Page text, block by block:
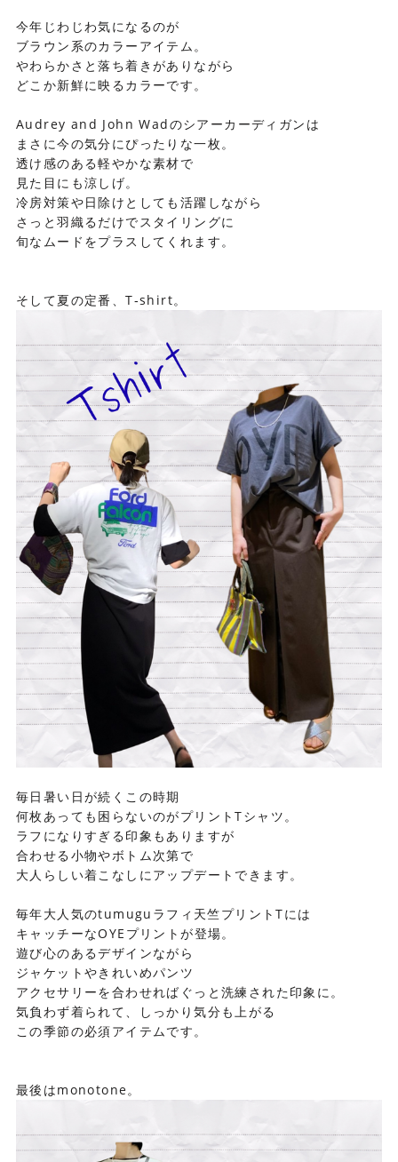
今年じわじわ気になるのが
ブラウン系のカラーアイテム。
やわらかさと落ち着きがありながら
どこか新鮮に映るカラーです。
Audrey and John Wadのシアーカーディガンは
まさに今の気分にぴったりな一枚。
透け感のある軽やかな素材で
見た目にも涼しげ。
冷房対策や日除けとしても活躍しながら
さっと羽織るだけでスタイリングに
旬なムードをプラスしてくれます。
そして夏の定番、T‐shirt。
毎日暑い日が続くこの時期
何枚あっても困らないのがプリントTシャツ。
ラフになりすぎる印象もありますが
合わせる小物やボトム次第で
大人らしい着こなしにアップデートできます。
毎年大人気のtumuguラフィ天竺プリントTには
キャッチーなOYEプリントが登場。
遊び心のあるデザインながら
ジャケットやきれいめパンツ
アクセサリーを合わせればぐっと洗練された印象に。
気負わず着られて、しっかり気分も上がる
この季節の必須アイテムです。
最後はmonotone。